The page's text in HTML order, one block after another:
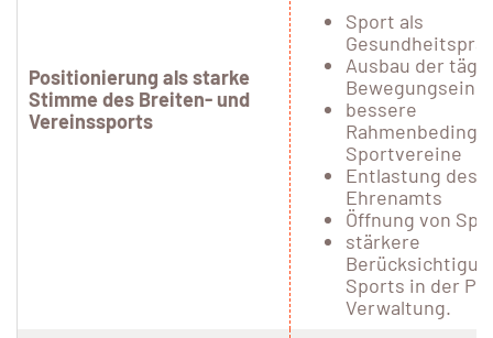
Positionierung als starke
Stimme des Breiten- und
Vereinssports
Sport als
Ausbau der
bessere
Sportvereine
Entlastung des
Ehrenamts
Öffnung von
stärkere
Sports in der
Verwaltung.